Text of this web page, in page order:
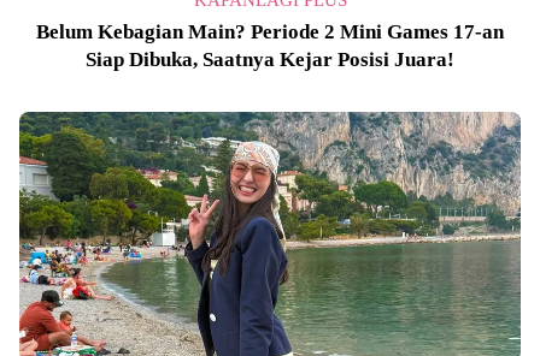
Belum Kebagian Main? Periode 2 Mini Games 17-an
Siap Dibuka, Saatnya Kejar Posisi Juara!